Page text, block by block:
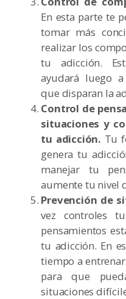
En esta parte te
tomar más
realizar los
tu adicción.
ayudará luego
que disparan la
Control de
situaciones y
tu adicción. Tu
genera tu
manejar tu
aumente tu nivel
Prevención de
vez controles
pensamientos
tu adicción. En
tiempo a
para que
situaciones